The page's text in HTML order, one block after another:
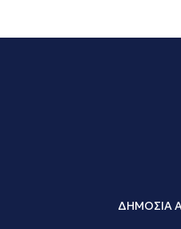
ΔΗΜΟΣΙΑ